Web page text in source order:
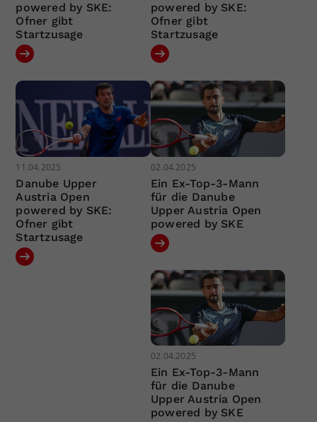
powered by SKE:
Ofner gibt
Startzusage
powered by SKE:
Ofner gibt
Startzusage
11.04.2025
Danube Upper
Austria Open
powered by SKE:
Ofner gibt
Startzusage
02.04.2025
Ein Ex-Top-3-Mann
für die Danube
Upper Austria Open
powered by SKE
02.04.2025
Ein Ex-Top-3-Mann
für die Danube
Upper Austria Open
powered by SKE